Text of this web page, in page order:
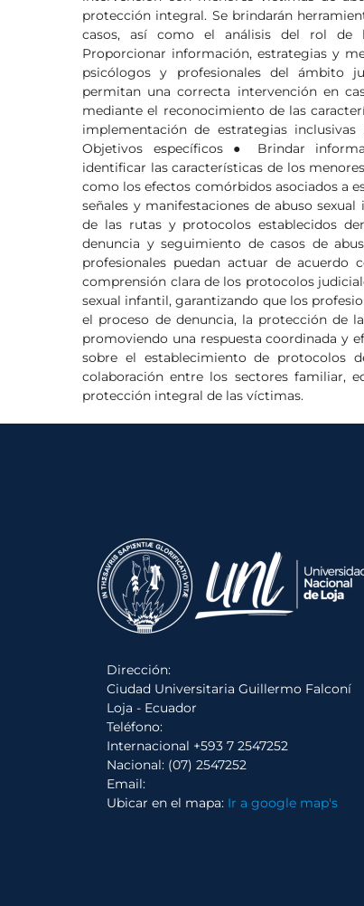
protección integral. Se brindarán
casos, así como el análisis del rol de
Proporcionar información, estrategias y
psicólogos y profesionales del ámbito
permitan una correcta intervención en
mediante el reconocimiento de las
implementación de estrategias
Objetivos específicos ● Brindar
identificar las características de los
como los efectos comórbidos asociados a
señales y manifestaciones de abuso
de las rutas y protocolos establecidos
denuncia y seguimiento de casos de
profesionales puedan actuar de
comprensión clara de los protocolos
sexual infantil, garantizando que los
el proceso de denuncia, la protección de
promoviendo una respuesta coordinada y
sobre el establecimiento de protocolos
colaboración entre los sectores familiar,
protección integral de las víctimas.
Dirección:
Ciudad Universitaria Guillermo Falconí
Loja - Ecuador
Teléfono:
Internacional +593 7 2547252
Nacional: (07) 2547252
Email:
Ubicar en el mapa: Ir a google map's